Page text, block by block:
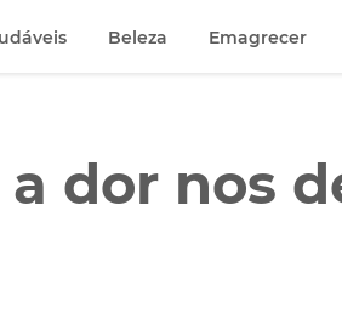
dor nos
Beleza Emagrecer